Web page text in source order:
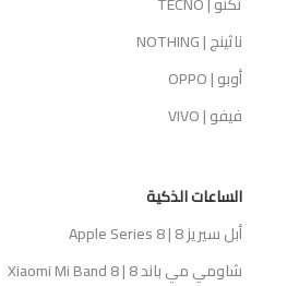
ناثينج | NOTHING
فيفو | VIVO
الساعات الذكية
أبل سيريز 8 | Apple Series 8
شاومي مي باند 8 | Xiaomi Mi Band 8